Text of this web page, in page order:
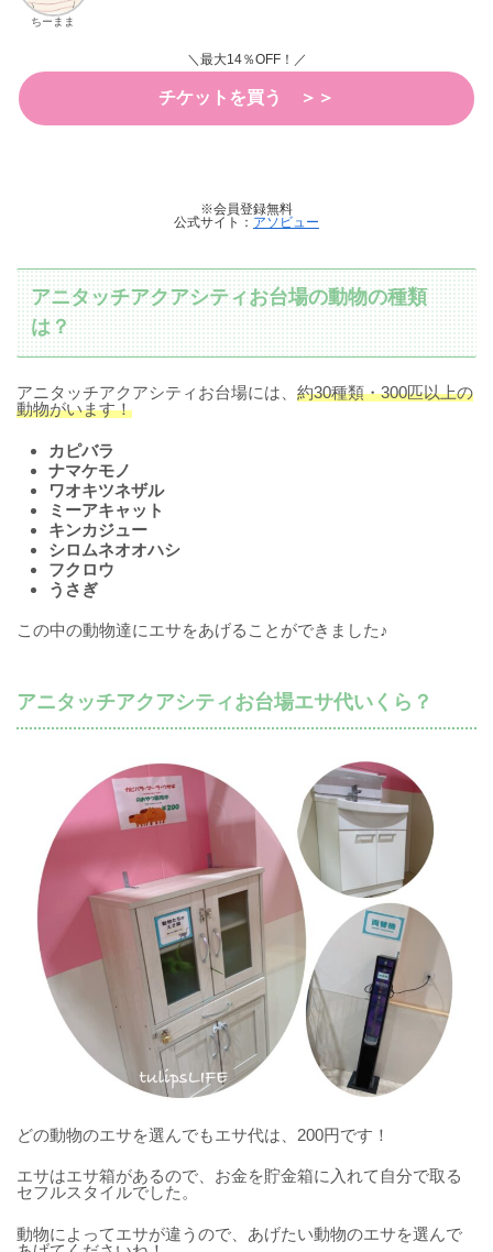
ちーまま
＼最大14％OFF！／
チケットを買う ＞＞
※会員登録無料
公式サイト： アソビュー
アニタッチアクアシティお台場の動物の種類
は？
アニタッチアクアシティお台場には、 約30種類・300匹以上の
動物がいます！
カピバラ
ナマケモノ
ワオキツネザル
ミーアキャット
キンカジュー
シロムネオオハシ
フクロウ
うさぎ
この中の動物達にエサをあげることができました♪
アニタッチアクアシティお台場エサ代いくら？
どの動物のエサを選んでもエサ代は、200円です！
エサはエサ箱があるので、お金を貯金箱に入れて自分で取る
セフルスタイルでした。
動物によってエサが違うので、あげたい動物のエサを選んで